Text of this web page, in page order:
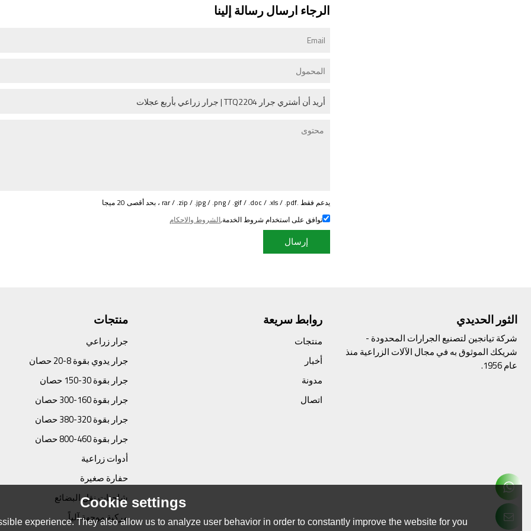
الرجاء ارسال رسالة إلينا
يدعم فقط .rar / .zip / .jpg / .png / .gif / .doc / .xls / .pdf ، بحد أقصى 20 ميجا
توافق على استخدام شروط الخدمة,الشروط والاحكام
إرسال
الثور الحديدي
شركة تيانجين لتصنيع الجرارات المحدودة -
شريكك الموثوق به في مجال الآلات الزراعية منذ
عام 1956.
روابط سريعة
منتجات
أخبار
مدونة
اتصال
منتجات
جرار زراعي
جرار يدوي بقوة 8-20 حصان
جرار بقوة 30-150 حصان
جرار بقوة 160-300 حصان
جرار بقوة 320-380 حصان
جرار بقوة 460-800 حصان
أدوات زراعية
حفارة صغيرة
شاحنات نقل البضائع
مركبة موجهة آلياً
Cookie settings
experience. They also allow us to analyze user behavior in order to constantly improve the website for you.